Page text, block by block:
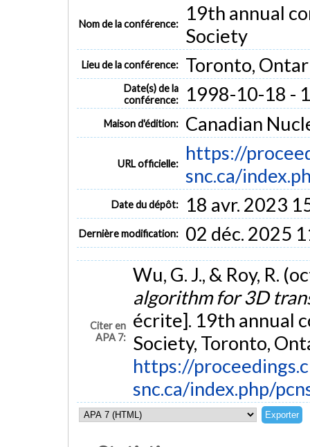
Nom de la conférence:
19th annual
Society
Lieu de la conférence: Toronto,
Date(s) de la
conférence:
1998-10-18 -
Maison d'édition: Canadian
URL officielle:
https://
snc.ca/
Date du dépôt: 18 avr. 2023
Dernière modification: 02 déc. 2025
Citer en
APA 7:
Wu, G. J., & Roy, R.
algorithm for 3D
écrite]. 19th annual
Society, Toronto,
https://
snc.ca/index.php/